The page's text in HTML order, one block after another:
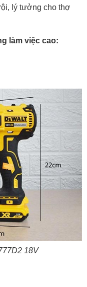
lý tưởng cho thợ
làm việc cao:
18V